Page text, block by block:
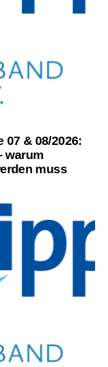
& 08/2026:
warum
muss